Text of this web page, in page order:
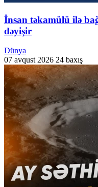
İnsan təkamülü ilə
dəyişir
Dünya
07 avqust 2026 24 baxış